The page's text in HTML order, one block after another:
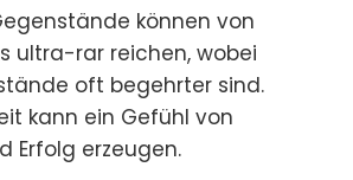
können von
ultra-rar reichen, wobei
oft begehrter sind.
kann ein Gefühl von
Erfolg erzeugen.